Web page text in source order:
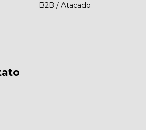
B2B / Atacado